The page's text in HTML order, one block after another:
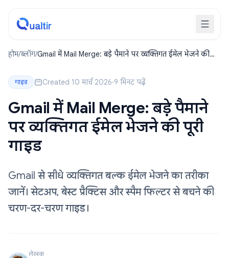
होम/ब्लॉग/Gmail में Mail Merge: बड़े पैमाने पर व्यक्तिगत ईमेल भेजने की
गाइड Created 10 मार्च 2026·9 मिनट पढ़ें
Gmail में Mail Merge: बड़े पैमाने
पर व्यक्तिगत ईमेल भेजने की पूरी
गाइड
Gmail से सीधे व्यक्तिगत बल्क ईमेल भेजने का तरीका
जानें। सेटअप, बेस्ट प्रैक्टिस और स्पैम फिल्टर से बचने की
चरण-दर-चरण गाइड।
लेखक